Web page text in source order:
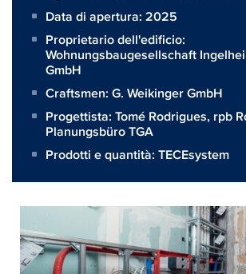
Data di apertura: 2025
Proprietario dell'edificio:
Wohnungsbaugesellschaft
GmbH
Craftsmen: G. Weikinger GmbH
Progettista: Tomé Rodrigues, rpb
Planungsbüro TGA
Prodotti e quantità: TECEsystem